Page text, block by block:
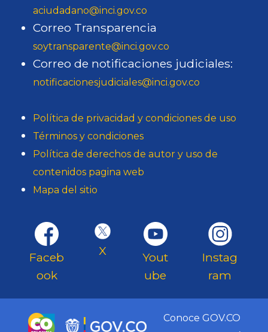
aciudadano@inci.gov.co
Correo Transparencia
soytransparente@inci.gov.co
Correo de notificaciones judiciales:
notificacionesjudiciales@inci.gov.co
Política de privacidad y condiciones de uso
Términos y condiciones
Política de derechos de autor y uso de
contenidos pagina web
Mapa del sitio
Faceb
ook
X
Yout
ube
Instag
ram
Conoce GOV.CO